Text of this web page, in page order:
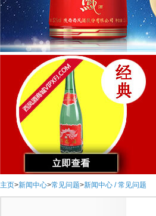
主页>新闻中心>常见问题>新闻中心 / 常见问题